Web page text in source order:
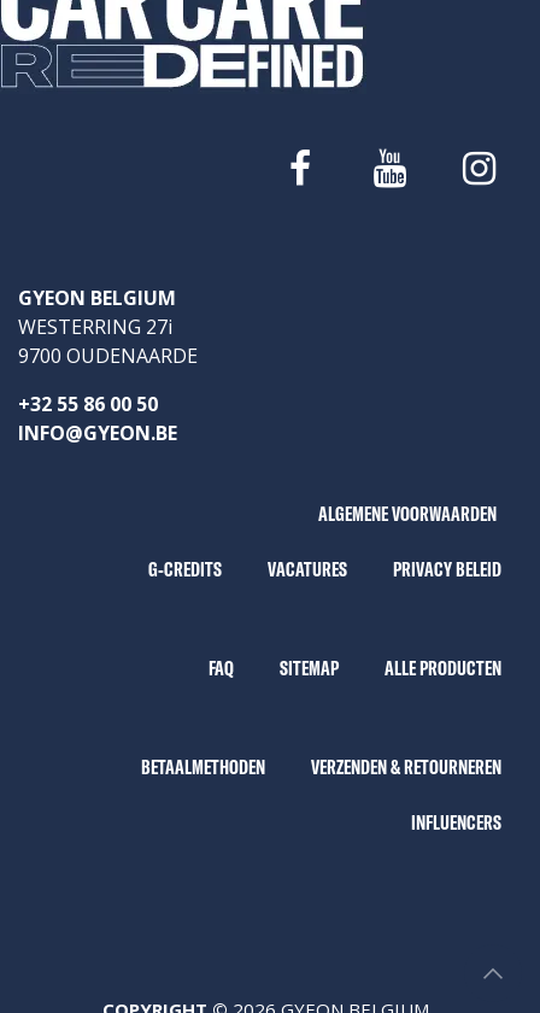
GYEON BELGIUM
WESTERRING 27i
9700 OUDENAARDE
+32 55 86 00 50
INFO@GYEON.BE
ALGEMENE VOORWAARDEN
G-CREDITS VACATURES PRIVACY BELEID
FAQ SITEMAP ALLE PRODUCTEN
BETAALMETHODEN VERZENDEN & RETOURNEREN
INFLUENCERS